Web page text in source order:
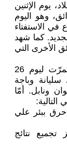
يوم الإثنين
وهو اليوم
في الاستفتاء
كما شهد
الأخرى التي
‏ وقد بلغ عدد الحرائق ليومي 25 ‏واستمرّت ليوم 26
سليانة وباجة
ونابل. أمّا
التالية:‏
ببئر علي
‏تجميع نتائج